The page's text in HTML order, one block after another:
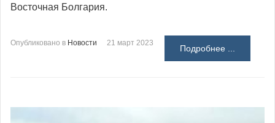
Восточная Болгария.
Опубликовано в Новости 21 март 2023
Подробнее ...